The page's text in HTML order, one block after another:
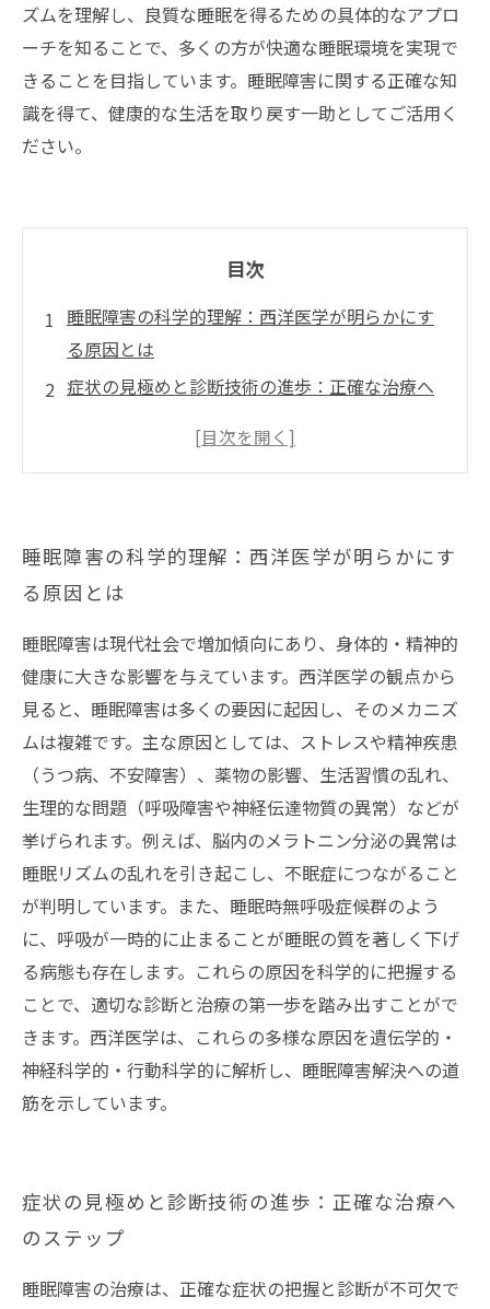
ズムを理解し、良質な睡眠を得るための具体的なアプロ
ーチを知ることで、多くの方が快適な睡眠環境を実現で
きることを目指しています。睡眠障害に関する正確な知
識を得て、健康的な生活を取り戻す一助としてご活用く
ださい。
目次
睡眠障害の科学的理解：西洋医学が明らかにす
る原因とは
症状の見極めと診断技術の進歩：正確な治療へ
西洋医学が提案する最新の治療法：薬物療法と
つ具体的行動
西洋医学が切り拓く未来：睡眠障害対策と健康
社会の実現へ
睡眠障害の科学的理解：西洋医学が明らかにす
る原因とは
睡眠障害は現代社会で増加傾向にあり、身体的・精神的
健康に大きな影響を与えています。西洋医学の観点から
見ると、睡眠障害は多くの要因に起因し、そのメカニズ
ムは複雑です。主な原因としては、ストレスや精神疾患
（うつ病、不安障害）、薬物の影響、生活習慣の乱れ、
生理的な問題（呼吸障害や神経伝達物質の異常）などが
挙げられます。例えば、脳内のメラトニン分泌の異常は
睡眠リズムの乱れを引き起こし、不眠症につながること
が判明しています。また、睡眠時無呼吸症候群のよう
に、呼吸が一時的に止まることが睡眠の質を著しく下げ
る病態も存在します。これらの原因を科学的に把握する
ことで、適切な診断と治療の第一歩を踏み出すことがで
きます。西洋医学は、これらの多様な原因を遺伝学的・
神経科学的・行動科学的に解析し、睡眠障害解決への道
筋を示しています。
症状の見極めと診断技術の進歩：正確な治療へ
のステップ
睡眠障害の治療は、正確な症状の把握と診断が不可欠で